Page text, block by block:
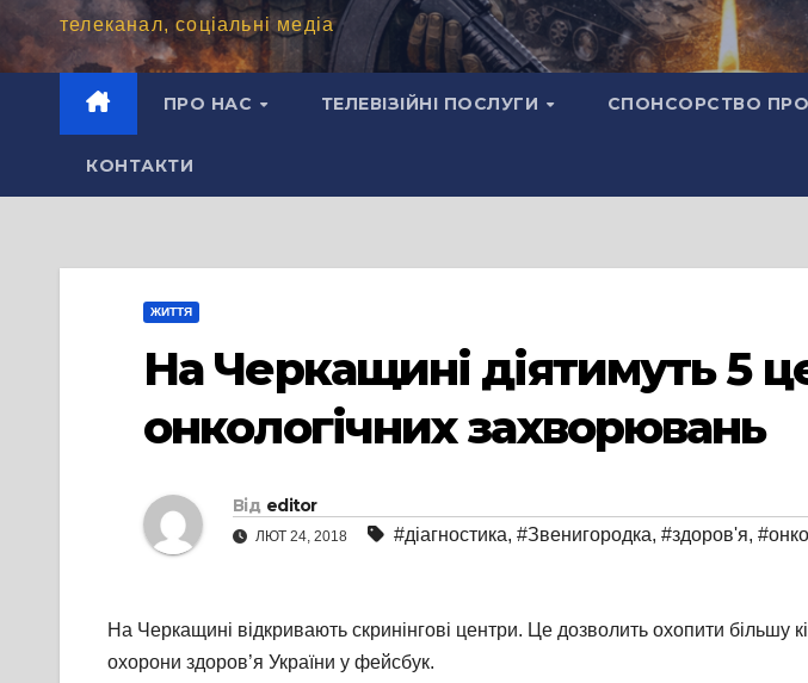
телеканал, соціальні медіа
ПРО НАС ТЕЛЕВІЗІЙНІ ПОСЛУГИ СПОНСОРСТВО
КОНТАКТИ
ЖИТТЯ
На Черкащині діятимуть 5
онкологічних захворювань
Від editor
ЛЮТ 24, 2018 #діагностика, #Звенигородка, #здоров'я, #онко
На Черкащині відкривають скринінгові центри. Це дозволить охопити більшу
охорони здоров’я України у фейсбук.